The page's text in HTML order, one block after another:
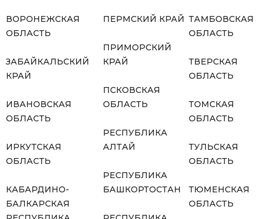
ВОРОНЕЖСКАЯ
ОБЛАСТЬ
ЗАБАЙКАЛЬСКИЙ
КРАЙ
ИВАНОВСКАЯ
ОБЛАСТЬ
ИРКУТСКАЯ
ОБЛАСТЬ
КАБАРДИНО-
БАЛКАРСКАЯ
ПЕРМСКИЙ КРАЙ
ПРИМОРСКИЙ
КРАЙ
ПСКОВСКАЯ
ОБЛАСТЬ
РЕСПУБЛИКА
АЛТАЙ
РЕСПУБЛИКА
БАШКОРТОСТАН
ТАМБОВСКАЯ
ОБЛАСТЬ
ТВЕРСКАЯ
ОБЛАСТЬ
ТОМСКАЯ
ОБЛАСТЬ
ТУЛЬСКАЯ
ОБЛАСТЬ
ТЮМЕНСКАЯ
ОБЛАСТЬ